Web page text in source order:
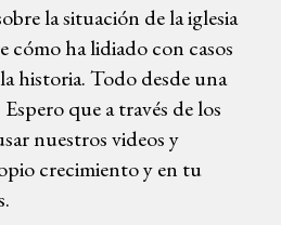
la situación de la iglesia
cómo ha lidiado con casos
historia. Todo desde una
que a través de los
nuestros videos y
crecimiento y en tu